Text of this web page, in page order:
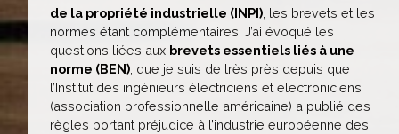
de la propriété industrielle (INPI) , les brevets et les
normes étant complémentaires. J’ai évoqué les
questions liées aux brevets essentiels liés à une
norme (BEN) , que je suis de très près depuis que
l’Institut des ingénieurs électriciens et électroniciens
(association professionnelle américaine) a publié des
règles portant préjudice à l’industrie européenne des